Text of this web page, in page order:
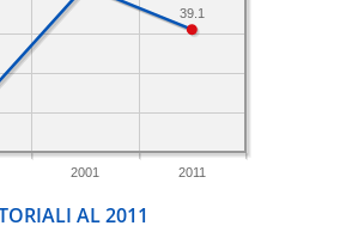
2001 2011
39.1
AL 2011